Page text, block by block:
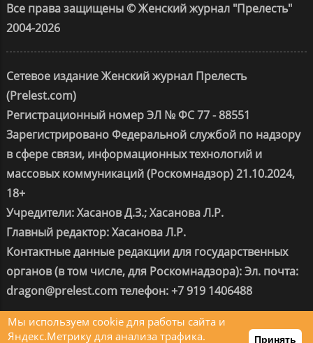
Все права защищены © Женский журнал "Прелесть"
2004-2026
Сетевое издание Женский журнал Прелесть
(Prelest.com)
Регистрационный номер ЭЛ № ФС 77 - 88551
Зарегистрировано Федеральной службой по надзору
в сфере связи, информационных технологий и
массовых коммуникаций (Роскомнадзор) 21.10.2024,
18+
Учредители: Хасанов Д.З.; Хасанова Л.Р.
Главный редактор: Хасанова Л.Р.
Контактные данные редакции для государственных
органов (в том числе, для Роскомнадзора): Эл. почта:
dragon@prelest.com телефон: +7 919 1406488
Change privacy settings
Мы используем cookie для работы сайта и
Яндекс.Метрику для анализа трафика.
Принять